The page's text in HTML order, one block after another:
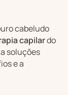
cabeludo
capilardo
soluções
e a